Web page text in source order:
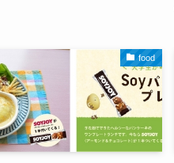
food